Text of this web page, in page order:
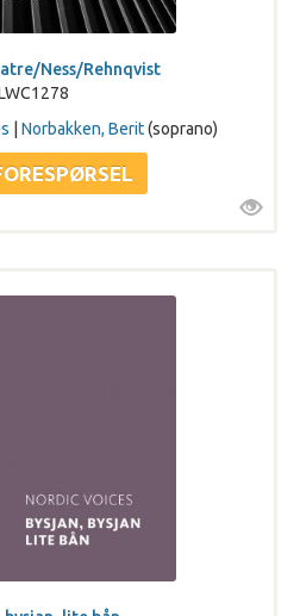
Ness/Rehnqvist
Norbakken, Berit(soprano)